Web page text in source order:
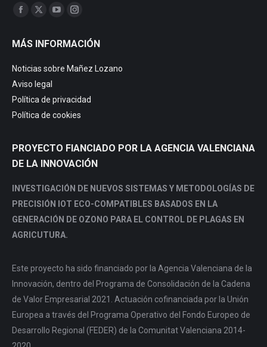
Encuéntranos en:
Facebook
opens
in
new
window
X
opens
new
window
YouTube
opens
window
Instagram
opens
in
window
MÁS INFORMACIÓN
Noticias sobre Mañez Lozano
Aviso legal
Política de privacidad
Política de cookies
PROYECTO FIANCIADO POR LA AGENCIA VALENCIANA
DE LA INNOVACIÓN
INVESTIGACIÓN DE NUEVOS SISTEMAS Y METODOLOGÍAS DE
PRECISIÓN IOT ECO-COMPATIBLES BASADOS EN LA
GENERACIÓN DE OZONO PARA EL CONTROL DE PLAGAS EN
AGRICUTURA.
Este proyecto ha sido financiado por la Agencia Valenciana de la
Innovación, dentro del Programa de Consolidación de la Cadena
de Valor Empresarial 2021. Actuación cofinanciada por la Unión
Europea a través del Programa Operativo del Fondo Europeo de
Desarrollo Regional (FEDER) de la Comunitat Valenciana 2014-